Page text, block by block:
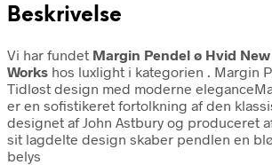
Beskrivelse
Vi har fundet Margin Pendel ø Hvid
Works hos luxlight i kategorien . Margin
Tidløst design med moderne
er en sofistikeret fortolkning af den
designet af John Astbury og produceret
sit lagdelte design skaber pendlen en
belys